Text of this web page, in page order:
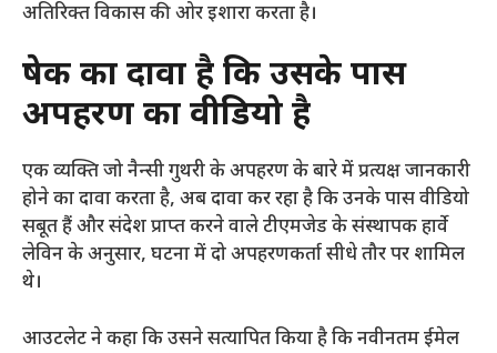
अतिरिक्त विकास की ओर इशारा करता है।
प्रेषक का दावा है कि उसके पास
अपहरण का वीडियो है
एक व्यक्ति जो नैन्सी गुथरी के अपहरण के बारे में प्रत्यक्ष जानकारी
होने का दावा करता है, अब दावा कर रहा है कि उनके पास वीडियो
सबूत हैं और संदेश प्राप्त करने वाले टीएमजेड के संस्थापक हार्वे
लेविन के अनुसार, घटना में दो अपहरणकर्ता सीधे तौर पर शामिल
थे।
आउटलेट ने कहा कि उसने सत्यापित किया है कि नवीनतम ईमेल